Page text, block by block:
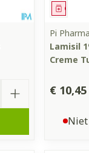
Pi Pharma
Lamisil
Creme
€ 10,45